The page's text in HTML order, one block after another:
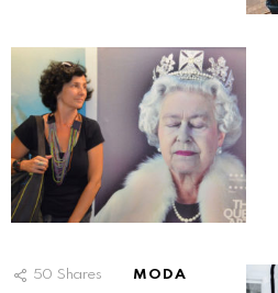
50 Shares MODA